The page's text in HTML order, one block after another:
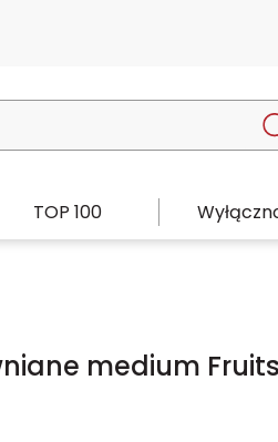
TOP 100
medium